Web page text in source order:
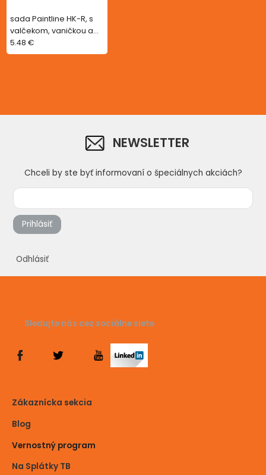
sada Paintline HK-R, s
valčekom, vaničkou a
držiakom, nylon-
polyamid, mini,
5.48 €
NEWSLETTER
Chceli by ste byť informovaní o špeciálnych akciách?
Prihlásiť
Odhlásiť
Sledujte nás cez sociálne siete
Zákaznícka sekcia
Blog
Vernostný program
Na Splátky TB